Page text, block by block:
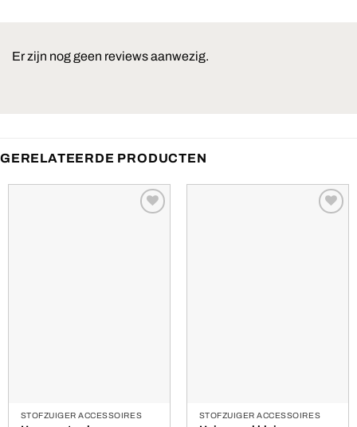
Er zijn nog geen reviews aanwezig.
GERELATEERDE PRODUCTEN
STOFZUIGER ACCESSOIRES STOFZUIGER ACCESSOIRES